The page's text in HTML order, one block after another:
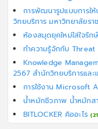
การพัฒนารูปแบบการใ
วิทยบริการ มหาวิทยาลัยร
ห้องสมุดยุคใหม่ใส่ใจรัก
ทำความรู้จักกับ
Knowledge
2567 สำนักวิทยบริการและ
การใช้งาน Microsoft
น้ำหมักชีวภาพ น้ำหมักส
BITLOCKER คิออะไร